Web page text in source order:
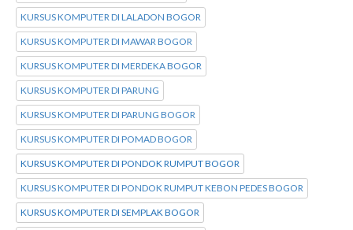
KURSUS KOMPUTER DI LALADON BOGOR
KURSUS KOMPUTER DI MAWAR BOGOR
KURSUS KOMPUTER DI MERDEKA BOGOR
KURSUS KOMPUTER DI PARUNG
KURSUS KOMPUTER DI PARUNG BOGOR
KURSUS KOMPUTER DI POMAD BOGOR
KURSUS KOMPUTER DI PONDOK RUMPUT BOGOR
KURSUS KOMPUTER DI PONDOK RUMPUT KEBON PEDES BOGOR
KURSUS KOMPUTER DI SEMPLAK BOGOR